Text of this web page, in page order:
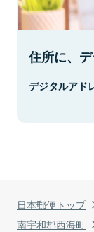
日本郵便トップ
南宇和郡西海町
住所に、デ
デジタルアド